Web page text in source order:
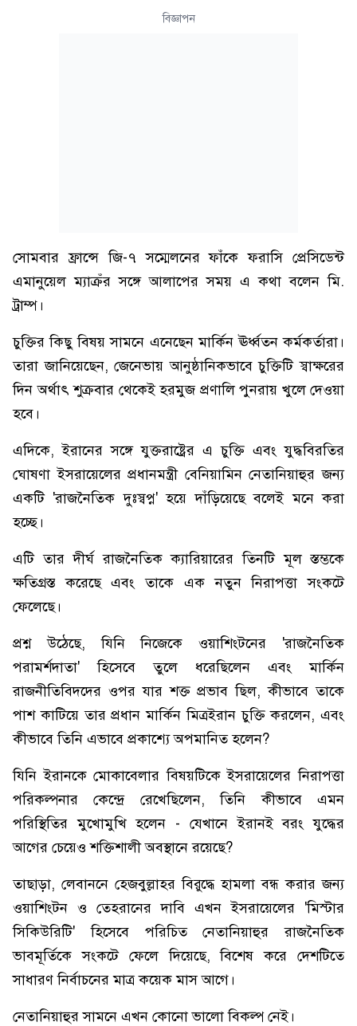
বিজ্ঞাপন
সোমবার ফ্রান্সে জি-৭ সম্মেলনের ফাঁকে ফরাসি প্রেসিডেন্ট
এমানুয়েল ম্যাক্রঁর সঙ্গে আলাপের সময় এ কথা বলেন মি.
ট্রাম্প।
চুক্তির কিছু বিষয় সামনে এনেছেন মার্কিন ঊর্ধ্বতন কর্মকর্তারা।
তারা জানিয়েছেন, জেনেভায় আনুষ্ঠানিকভাবে চুক্তিটি স্বাক্ষরের
দিন অর্থাৎ শুক্রবার থেকেই হরমুজ প্রণালি পুনরায় খুলে দেওয়া
হবে।
এদিকে, ইরানের সঙ্গে যুক্তরাষ্ট্রের এ চুক্তি এবং যুদ্ধবিরতির
ঘোষণা ইসরায়েলের প্রধানমন্ত্রী বেনিয়ামিন নেতানিয়াহুর জন্য
একটি 'রাজনৈতিক দুঃস্বপ্ন' হয়ে দাঁড়িয়েছে বলেই মনে করা
হচ্ছে।
এটি তার দীর্ঘ রাজনৈতিক ক্যারিয়ারের তিনটি মূল স্তম্ভকে
ক্ষতিগ্রস্ত করেছে এবং তাকে এক নতুন নিরাপত্তা সংকটে
ফেলেছে।
প্রশ্ন উঠেছে, যিনি নিজেকে ওয়াশিংটনের 'রাজনৈতিক
পরামর্শদাতা' হিসেবে তুলে ধরেছিলেন এবং মার্কিন
রাজনীতিবিদদের ওপর যার শক্ত প্রভাব ছিল, কীভাবে তাকে
পাশ কাটিয়ে তার প্রধান মার্কিন মিত্রইরান চুক্তি করলেন, এবং
কীভাবে তিনি এভাবে প্রকাশ্যে অপমানিত হলেন?
যিনি ইরানকে মোকাবেলার বিষয়টিকে ইসরায়েলের নিরাপত্তা
পরিকল্পনার কেন্দ্রে রেখেছিলেন, তিনি কীভাবে এমন
পরিস্থিতির মুখোমুখি হলেন - যেখানে ইরানই বরং যুদ্ধের
আগের চেয়েও শক্তিশালী অবস্থানে রয়েছে?
তাছাড়া, লেবাননে হেজবুল্লাহর বিরুদ্ধে হামলা বন্ধ করার জন্য
ওয়াশিংটন ও তেহরানের দাবি এখন ইসরায়েলের 'মিস্টার
সিকিউরিটি' হিসেবে পরিচিত নেতানিয়াহুর রাজনৈতিক
ভাবমূর্তিকে সংকটে ফেলে দিয়েছে, বিশেষ করে দেশটিতে
সাধারণ নির্বাচনের মাত্র কয়েক মাস আগে।
নেতানিয়াহুর সামনে এখন কোনো ভালো বিকল্প নেই।